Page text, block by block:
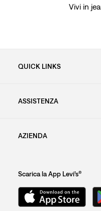
Vivi in
QUICK LINKS
ASSISTENZA
AZIENDA
Scarica la App Levi’s®